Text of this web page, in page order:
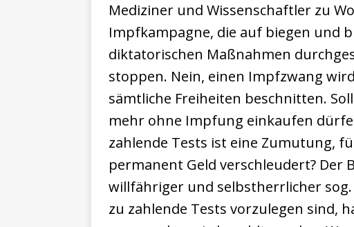
Mediziner und Wissenschaftler zu
Impfkampagne, die auf biegen und
diktatorischen Maßnahmen
stoppen. Nein, einen Impfzwang
sämtliche Freiheiten beschnitten.
mehr ohne Impfung einkaufen
zahlende Tests ist eine Zumutung,
permanent Geld verschleudert? Der
willfähriger und selbstherrlicher
zu zahlende Tests vorzulegen sind,